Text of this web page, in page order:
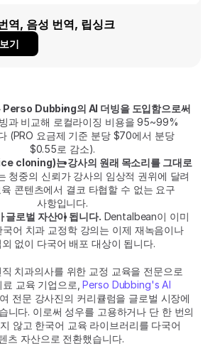
역, 음성 번역, 립싱크
기
Dubbing의 AI 더빙을 도입함으로써
과 비교해 로컬라이징 비용을 95~99%
(PRO 요금제 기준 분당 $70에서 분당
$0.55로 감소).
cloning)는 강사의 원래 목소리를 그대로
청중의 신뢰가 강사의 임상적 권위에 달려
콘텐츠에서 결코 타협할 수 없는 요구
사항입니다.
글로벌 자산이 됩니다. Dentalbean이 이미
어 치과 교정학 강의는 이제 재녹음이나
없이 다국어 배포 대상이 됩니다.
직 치과의사를 위한 교정 교육을 전문으로
교육 기업으로, Perso Dubbing's AI
전문 강사진의 커리큘럼을 글로벌 시장에
니다. 이로써 성우를 고용하거나 단 한 번의
않고 한국어 교육 라이브러리를 다국어
츠 자산으로 전환했습니다.